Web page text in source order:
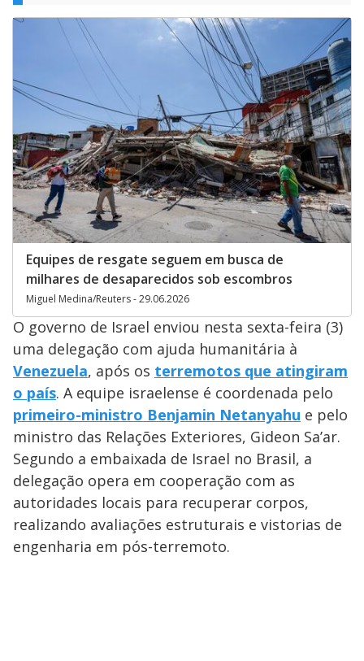
Equipes de resgate seguem em busca de
milhares de desaparecidos sob escombros
Miguel Medina/Reuters - 29.06.2026
O governo de Israel enviou nesta sexta-feira (3)
uma delegação com ajuda humanitária à
Venezuela, após os terremotos que atingiram
o país. A equipe israelense é coordenada pelo
primeiro-ministro Benjamin Netanyahu e pelo
ministro das Relações Exteriores, Gideon Sa’ar.
Segundo a embaixada de Israel no Brasil, a
delegação opera em cooperação com as
autoridades locais para recuperar corpos,
realizando avaliações estruturais e vistorias de
engenharia em pós-terremoto.